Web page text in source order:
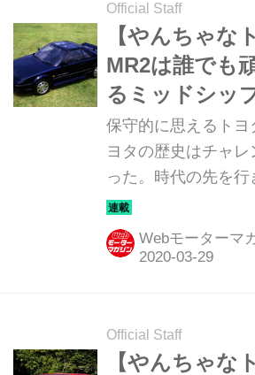
Official Staff
【やんちゃな
MR2は誰でも
るミッドシッ
目に（その4）
保守的に思えるトヨ
ヨタの歴史はチャ
った。時代の先を
ら、一体どうした？
なるクルマまで、ト
を改めて俯瞰してみ
Webモーターマ
Official Staff
【やんちゃな